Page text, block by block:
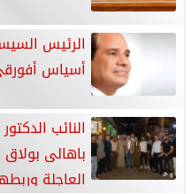
الرئيس
أسياس
النائب
باهالى بولاق
العاجلة